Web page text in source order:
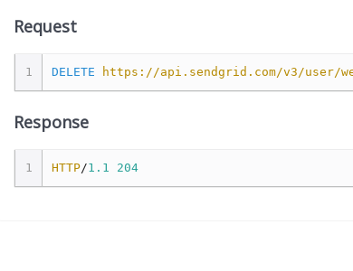
Request
1 DELETE https://api.sendgrid.com/v3/user/
Response
1 HTTP/1.1 204